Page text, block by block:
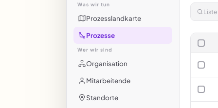
Was wir tun
Prozesslandkarte
Prozesse
Wer wir sind
Organisation
Mitarbeitende
Standorte